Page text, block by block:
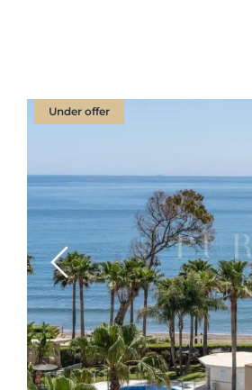
Under offer
Previous